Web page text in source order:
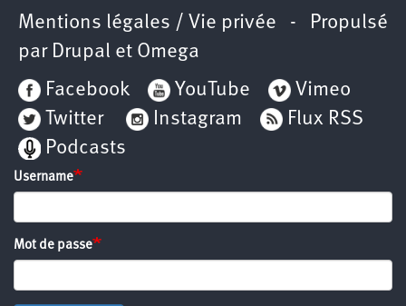
Mentions légales / Vie privée - Propulsé
par Drupal et Omega
Facebook
YouTube
Vimeo
Twitter
Instagram
Flux RSS
Podcasts
Username
Mot de passe